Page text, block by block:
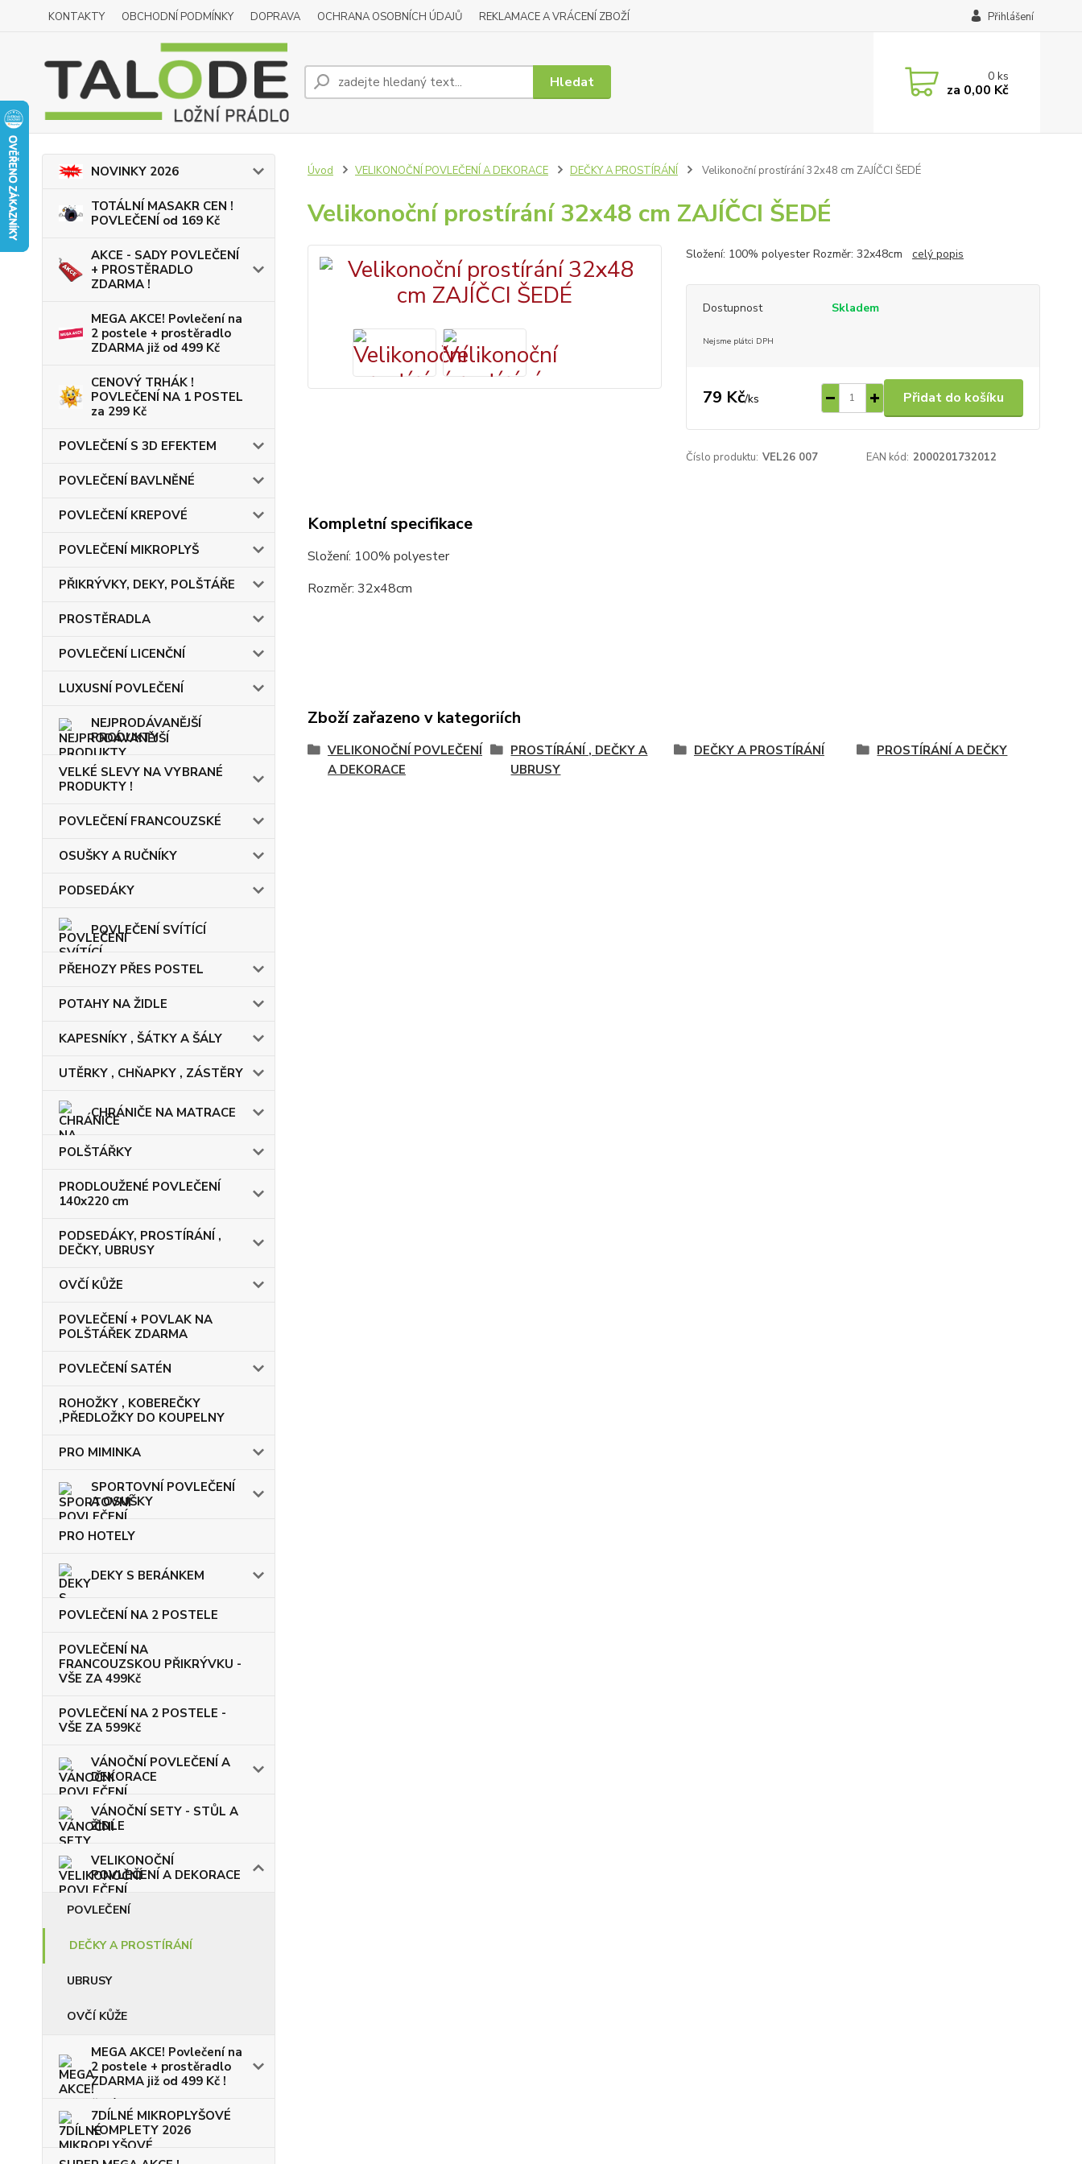
KONTAKTY OBCHODNÍ PODMÍNKY DOPRAVA OCHRANA OSOBNÍCH ÚDAJŮ REKLAMACE A VRÁCENÍ ZBOŽÍ Přihlášení
Hledat 0ks
za 0,00 Kč
NOVINKY 2026
TOTÁLNÍ MASAKR CEN !
POVLEČENÍ od 169 Kč
AKCE - SADY POVLEČENÍ
+ PROSTĚRADLO
ZDARMA !
MEGA AKCE! Povlečení na
2 postele + prostěradlo
ZDARMA již od 499 Kč
CENOVÝ TRHÁK !
POVLEČENÍ NA 1 POSTEL
za 299 Kč
POVLEČENÍ S 3D EFEKTEM
POVLEČENÍ BAVLNĚNÉ
POVLEČENÍ KREPOVÉ
POVLEČENÍ MIKROPLYŠ
PŘIKRÝVKY, DEKY, POLŠTÁŘE
PROSTĚRADLA
POVLEČENÍ LICENČNÍ
LUXUSNÍ POVLEČENÍ
NEJPRODÁVANĚJŠÍ
PRODUKTY
VELKÉ SLEVY NA VYBRANÉ
PRODUKTY !
POVLEČENÍ FRANCOUZSKÉ
OSUŠKY A RUČNÍKY
PODSEDÁKY
POVLEČENÍ SVÍTÍCÍ
PŘEHOZY PŘES POSTEL
POTAHY NA ŽIDLE
KAPESNÍKY , ŠÁTKY A ŠÁLY
UTĚRKY , CHŇAPKY , ZÁSTĚRY
CHRÁNIČE NA MATRACE
POLŠTÁŘKY
PRODLOUŽENÉ POVLEČENÍ
140x220 cm
PODSEDÁKY, PROSTÍRÁNÍ ,
DEČKY, UBRUSY
OVČÍ KŮŽE
POVLEČENÍ + POVLAK NA
POLŠTÁŘEK ZDARMA
POVLEČENÍ SATÉN
ROHOŽKY , KOBEREČKY
,PŘEDLOŽKY DO KOUPELNY
PRO MIMINKA
SPORTOVNÍ POVLEČENÍ
A OSUŠKY
PRO HOTELY
DEKY S BERÁNKEM
POVLEČENÍ NA 2 POSTELE
POVLEČENÍ NA
FRANCOUZSKOU PŘIKRÝVKU -
VŠE ZA 499Kč
POVLEČENÍ NA 2 POSTELE -
VŠE ZA 599Kč
VÁNOČNÍ POVLEČENÍ A
DEKORACE
VÁNOČNÍ SETY - STŮL A
ŽIDLE
VELIKONOČNÍ
POVLEČENÍ A DEKORACE
POVLEČENÍ
DEČKY A PROSTÍRÁNÍ
UBRUSY
OVČÍ KŮŽE
MEGA AKCE! Povlečení na
2 postele + prostěradlo
ZDARMA již od 499 Kč !
7DÍLNÉ MIKROPLYŠOVÉ
KOMPLETY 2026
Úvod VELIKONOČNÍ POVLEČENÍ A DEKORACE DEČKY A PROSTÍRÁNÍ Velikonoční prostírání 32x48 cm ZAJÍČCI ŠEDÉ
Velikonoční prostírání 32x48 cm ZAJÍČCI ŠEDÉ
Složení: 100% polyester Rozměr: 32x48cm celý popis
Dostupnost Skladem
Nejsme plátci DPH
79 Kč/ks Přidat do košíku
Číslo produktu: VEL26 007 EAN kód: 2000201732012
Kompletní specifikace
Složení: 100% polyester
Rozměr: 32x48cm
Zboží zařazeno v kategoriích
VELIKONOČNÍ POVLEČENÍ
A DEKORACE
PROSTÍRÁNÍ , DEČKY A
UBRUSY
DEČKY A PROSTÍRÁNÍ PROSTÍRÁNÍ A DEČKY